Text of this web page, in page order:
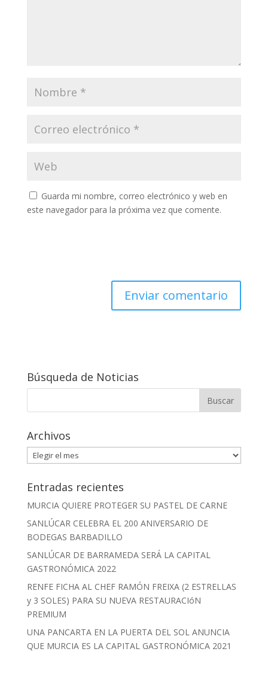
Guarda mi nombre, correo electrónico y web en
este navegador para la próxima vez que comente.
Búsqueda de Noticias
Archivos
Archivos
Entradas recientes
MURCIA QUIERE PROTEGER SU PASTEL DE CARNE
SANLÚCAR CELEBRA EL 200 ANIVERSARIO DE
BODEGAS BARBADILLO
SANLÚCAR DE BARRAMEDA SERÁ LA CAPITAL
GASTRONÓMICA 2022
RENFE FICHA AL CHEF RAMÓN FREIXA (2 ESTRELLAS
y 3 SOLES) PARA SU NUEVA RESTAURACIóN
PREMIUM
UNA PANCARTA EN LA PUERTA DEL SOL ANUNCIA
QUE MURCIA ES LA CAPITAL GASTRONÓMICA 2021